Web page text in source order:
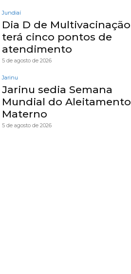
Jundiaí
Dia D de Multivacinação
terá cinco pontos de
atendimento
5 de agosto de 2026
Jarinu
Jarinu sedia Semana
Mundial do Aleitamento
Materno
5 de agosto de 2026